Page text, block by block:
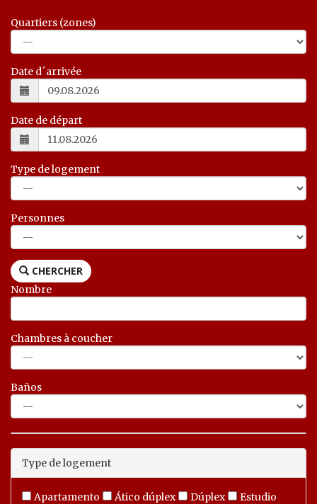
Quartiers (zones)
Date d´arrivée
Date de départ
Type de logement
Personnes
CHERCHER
Nombre
Chambres à coucher
Baños
Type de logement
Apartamento Ático dúplex Dúplex Estudio